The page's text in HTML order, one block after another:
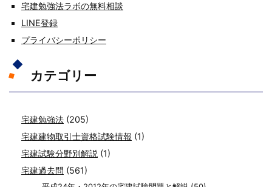
宅建勉強法ラボの無料相談
LINE登録
プライバシーポリシー
カテゴリー
宅建勉強法 (205)
宅建建物取引士資格試験情報 (1)
宅建試験分野別解説 (1)
宅建過去問 (561)